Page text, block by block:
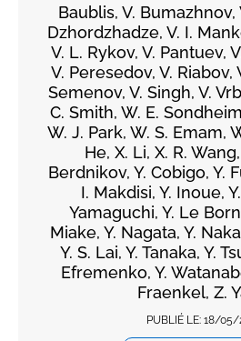
Baublis, V. Bumazhnov,
Dzhordzhadze, V. I.
V. L. Rykov, V. Pantuev,
V. Peresedov, V. Riabov,
Semenov, V. Singh, V.
C. Smith, W. E.
W. J. Park, W. S. Emam,
He, X. Li, X. R.
Berdnikov, Y. Cobigo, Y.
I. Makdisi, Y. Inoue,
Yamaguchi, Y. Le
Miake, Y. Nagata, Y.
Y. S. Lai, Y. Tanaka, Y.
Efremenko, Y.
Fraenkel, Z.
PUBLIÉ LE: 18/05/